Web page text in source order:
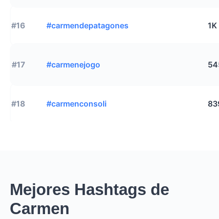
#16 #carmendepatagones 1K
#17 #carmenejogo
#18 #carmenconsoli
Mejores Hashtags de
Carmen